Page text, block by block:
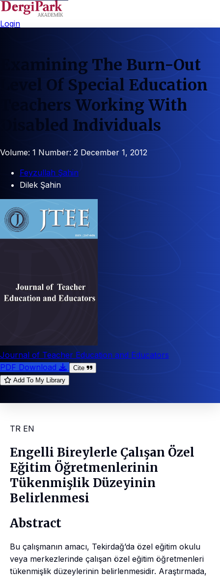
Login
Examining The Burn-Out
Level Of Special Education
Teachers Working With
Disabled Individuals
Volume: 1 Number: 2 December 1, 2012
Feyzullah Şahin
Dilek Şahin
Journal of Teacher Education and Educators
PDF Download
Cite
Add To My Library
TR EN
Engelli Bireylerle Çalışan Özel
Eğitim Öğretmenlerinin
Tükenmişlik Düzeyinin
Belirlenmesi
Abstract
Bu çalışmanın amacı, Tekirdağ’da özel eğitim okulu
veya merkezlerinde çalışan özel eğitim öğretmenleri
tükenmişlik düzeylerinin belirlenmesidir. Araştırmada,